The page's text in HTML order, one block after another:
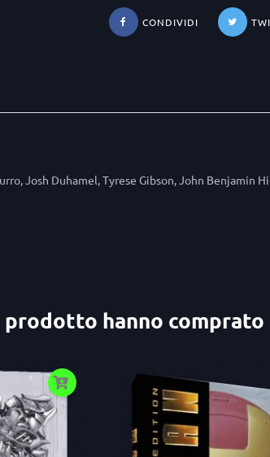
CONDIVIDI
Josh Duhamel, Tyrese Gibson, John Benjamin
hanno comprato